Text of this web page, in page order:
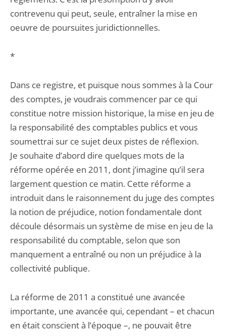
contrevenu qui peut, seule, entraîner la mise en
oeuvre de poursuites juridictionnelles.
*
Dans ce registre, et puisque nous sommes à la Cour
des comptes, je voudrais commencer par ce qui
constitue notre mission historique, la mise en jeu de
la responsabilité des comptables publics et vous
soumettrai sur ce sujet deux pistes de réflexion.
Je souhaite d’abord dire quelques mots de la
réforme opérée en 2011, dont j’imagine qu’il sera
largement question ce matin. Cette réforme a
introduit dans le raisonnement du juge des comptes
la notion de préjudice, notion fondamentale dont
découle désormais un système de mise en jeu de la
responsabilité du comptable, selon que son
manquement a entraîné ou non un préjudice à la
collectivité publique.
La réforme de 2011 a constitué une avancée
importante, une avancée qui, cependant – et chacun
en était conscient à l’époque –, ne pouvait être